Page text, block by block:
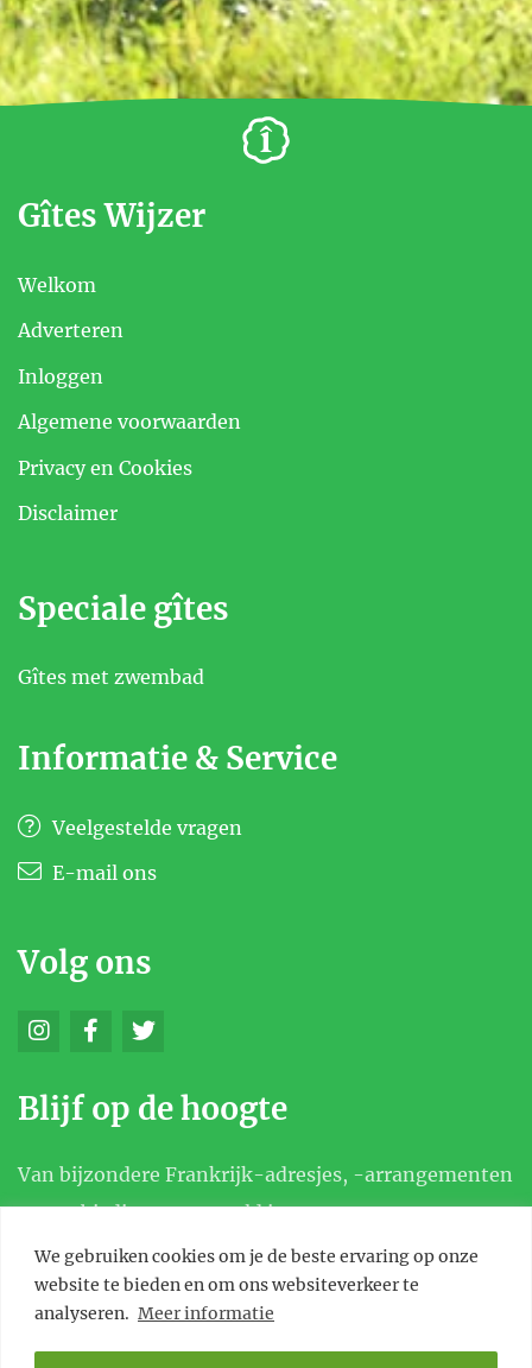
We gebruiken cookies om je de beste ervaring op onze
website te bieden en om ons websiteverkeer te
analyseren. Meer informatie
Gîtes Wijzer
Welkom
Adverteren
Inloggen
Algemene voorwaarden
Privacy en Cookies
Disclaimer
Speciale gîtes
Gîtes met zwembad
Informatie & Service
Veelgestelde vragen
E-mail ons
Volg ons
Blijf op de hoogte
Van bijzondere Frankrijk-adresjes, -arrangementen
en aanbiedingen, en meld je aan voor onze
nieuwsbrief.